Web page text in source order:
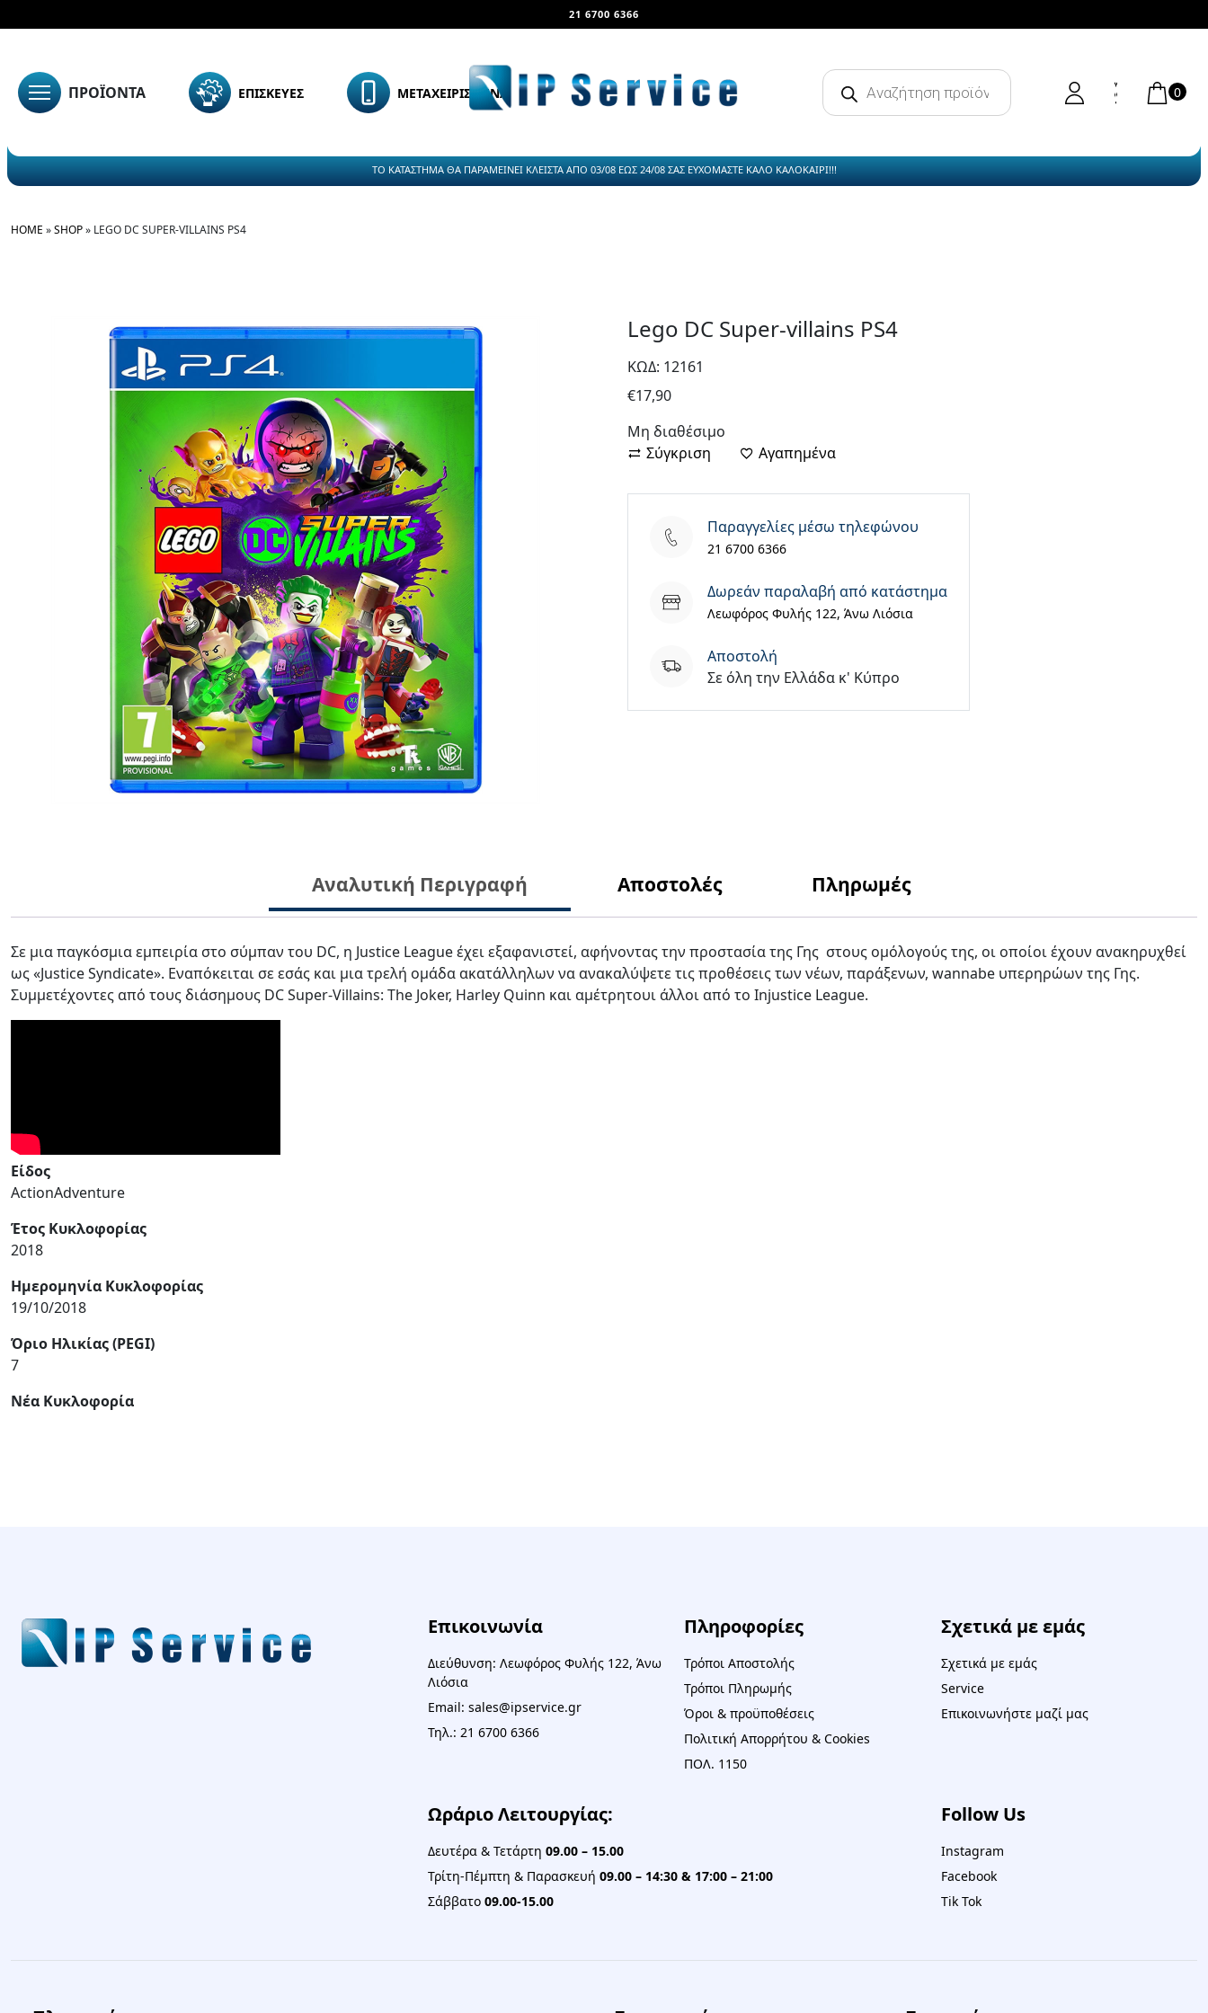
21 6700 6366
ΠΡΟΪΟΝΤΑ ΕΠΙΣΚΕΥΕΣ ΜΕΤΑΧΕΙΡΙΣΜΕΝΑ
Products
search 0
ΤΟ ΚΑΤΑΣΤΗΜΑ ΘΑ ΠΑΡΑΜΕΙΝΕΙ ΚΛΕΙΣΤΑ ΑΠΟ 03/08 ΕΩΣ 24/08 ΣΑΣ ΕΥΧΟΜΑΣΤΕ ΚΑΛΟ ΚΑΛΟΚΑΙΡΙ!!!
HOME »SHOP» LEGO DC SUPER-VILLAINS PS4
Lego DC Super-villains PS4
ΚΩΔ: 12161
€17,90
Μη διαθέσιμο
Σύγκριση
Αγαπημένα
Παραγγελίες μέσω τηλεφώνου
21 6700 6366
Δωρεάν παραλαβή από κατάστημα
Λεωφόρος Φυλής 122, Άνω Λιόσια
Aποστολή
Σε όλη την Ελλάδα κ' Κύπρο
Αναλυτική Περιγραφή Αποστολές Πληρωμές
Σε μια παγκόσμια εμπειρία στο σύμπαν του DC, η Justice League έχει εξαφανιστεί, αφήνοντας την προστασία της Γης στους ομόλογούς της, οι οποίοι έχουν ανακηρυχθεί
ως «Justice Syndicate». Εναπόκειται σε εσάς και μια τρελή ομάδα ακατάλληλων να ανακαλύψετε τις προθέσεις των νέων, παράξενων, wannabe υπερηρώων της Γης.
Συμμετέχοντες από τους διάσημους DC Super-Villains: The Joker, Harley Quinn και αμέτρητουι άλλοι από το Injustice League.
Είδος
ActionAdventure
Έτος Κυκλοφορίας
2018
Ημερομηνία Κυκλοφορίας
19/10/2018
Όριο Ηλικίας (PEGI)
7
Νέα Κυκλοφορία
Επικοινωνία
Διεύθυνση: Λεωφόρος Φυλής 122, Άνω
Λιόσια
Email: sales@ipservice.gr
Τηλ.: 21 6700 6366
Πληροφορίες
Τρόποι Αποστολής
Τρόποι Πληρωμής
Όροι & προϋποθέσεις
Πολιτική Απορρήτου & Cookies
ΠΟΛ. 1150
Σχετικά με εμάς
Σχετικά με εμάς
Service
Επικοινωνήστε μαζί μας
Ωράριο Λειτουργίας:
Δευτέρα & Τετάρτη 09.00 – 15.00
Τρίτη-Πέμπτη & Παρασκευή 09.00 – 14:30 & 17:00 – 21:00
Σάββατο 09.00-15.00
Follow Us
Instagram
Facebook
Tik Tok